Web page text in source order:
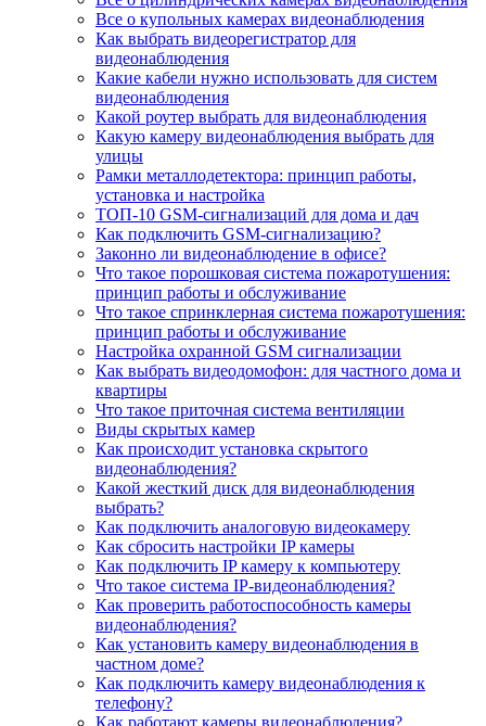
Все о купольных камерах видеонаблюдения
Как выбрать видеорегистратор для
видеонаблюдения
Какие кабели нужно использовать для систем
видеонаблюдения
Какой роутер выбрать для видеонаблюдения
Какую камеру видеонаблюдения выбрать для
улицы
Рамки металлодетектора: принцип работы,
установка и настройка
ТОП-10 GSM-сигнализаций для дома и дач
Как подключить GSM-сигнализацию?
Законно ли видеонаблюдение в офисе?
Что такое порошковая система пожаротушения:
принцип работы и обслуживание
Что такое спринклерная система пожаротушения:
принцип работы и обслуживание
Настройка охранной GSM сигнализации
Как выбрать видеодомофон: для частного дома и
квартиры
Что такое приточная система вентиляции
Виды скрытых камер
Как происходит установка скрытого
видеонаблюдения?
Какой жесткий диск для видеонаблюдения
выбрать?
Как подключить аналоговую видеокамеру
Как сбросить настройки IP камеры
Как подключить IP камеру к компьютеру
Что такое система IP-видеонаблюдения?
Как проверить работоспособность камеры
видеонаблюдения?
Как установить камеру видеонаблюдения в
частном доме?
Как подключить камеру видеонаблюдения к
телефону?
Как работают камеры видеонаблюдения?